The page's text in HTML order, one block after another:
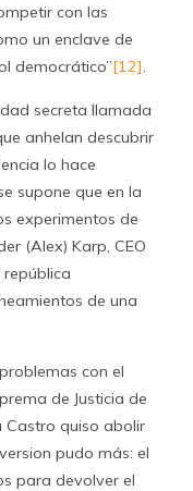
con las
un enclave de
democrático”[12].
secreta llamada
anhelan descubrir
lo hace
supone que en la
experimentos de
(Alex) Karp, CEO
república
de una
con el
de Justicia de
Castro quiso abolir
pudo más: el
para devolver el